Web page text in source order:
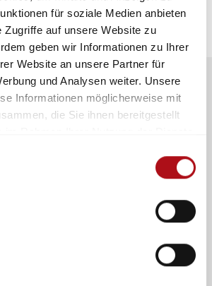
für soziale Medien anbieten
Zugriffe auf unsere Website zu
geben wir Informationen zu Ihrer
Website an unsere Partner für
und Analysen weiter. Unsere
Informationen möglicherweise mit
die Sie ihnen bereitgestellt
knüpfen
für Schutz, Rettung